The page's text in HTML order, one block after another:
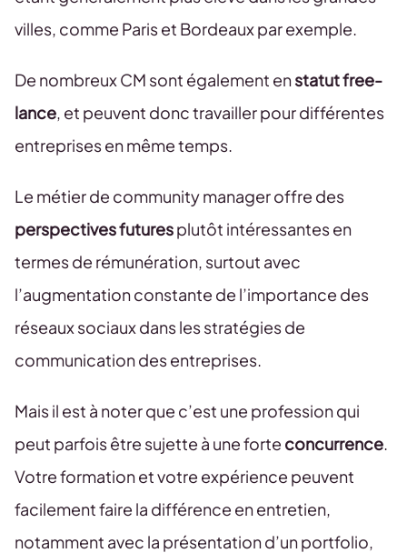
villes, comme Paris et Bordeaux par exemple.
De nombreux CM sont également enstatut free-
lance, et peuvent donc travailler pour différentes
entreprises en même temps.
Le métier de community manager offre des
perspectives futuresplutôt intéressantes en
termes de rémunération, surtout avec
l’augmentation constante de l’importance des
réseaux sociaux dans les stratégies de
communication des entreprises.
Mais il est à noter que c’est une profession qui
peut parfois être sujette à une forte concurrence.
Votre formation et votre expérience peuvent
facilement faire la différence en entretien,
notamment avec la présentation d’un portfolio,